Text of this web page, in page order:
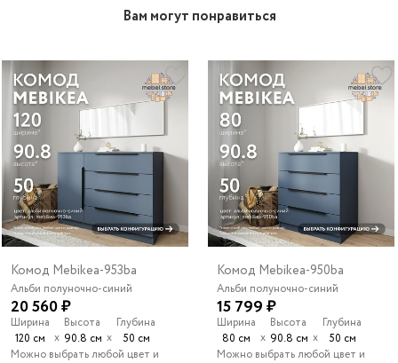
Вам могут понравиться
Комод Mebikea-953ba
Альби полуночно-синий
20 560 ₽
Ширина
120 см
х
Высота
90.8 см х
Глубина
50 см
Можно выбрать любой цвет и
Комод Mebikea-950ba
Альби полуночно-синий
15 799 ₽
Ширина
80 см
х
Высота
90.8 см х
Глубина
50 см
Можно выбрать любой цвет и